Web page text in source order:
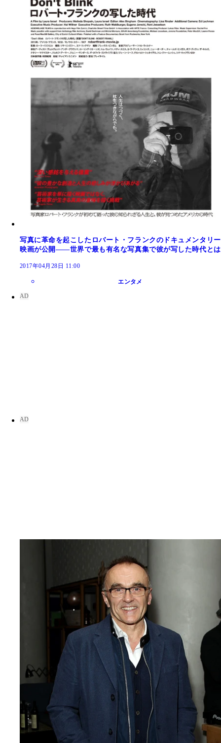
写真に革命を起こしたロバート・フランクのドキュメンタリー
映画が公開――世界で最も有名な写真集で彼が写した時代とは
2017年04月28日 11:00
エンタメ